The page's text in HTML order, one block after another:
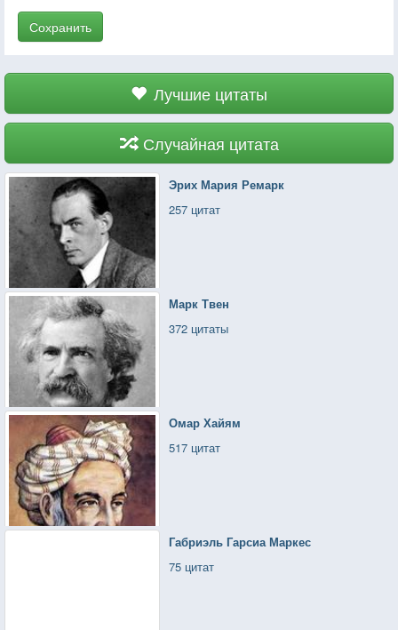
Сохранить
Лучшие цитаты
Случайная цитата
Эрих Мария Ремарк
257 цитат
Марк Твен
372 цитаты
Омар Хайям
517 цитат
Габриэль Гарсиа Маркес
75 цитат